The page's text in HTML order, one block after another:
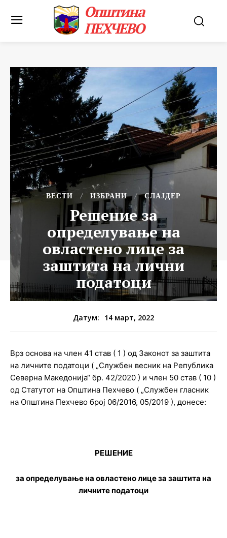
Општина
ПЕХЧЕВО
ВЕСТИ ИЗБРАНИ СЛАЈДЕР
Решение за
определување на
овластено лице за
заштита на лични
податоци
Датум: 14 март, 2022
Врз основа на член 41 став ( 1 ) од Законот за заштита
на личните податоци ( „Службен весник на Република
Северна Македонија“ бр. 42/2020 ) и член 50 став ( 10 )
од Статутот на Општина Пехчево ( „Службен гласник
на Општина Пехчево број 06/2016, 05/2019 ), донесе:
РЕШЕНИЕ
за определување на овластено лице за заштита на
личните податоци